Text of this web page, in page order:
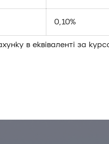
0,10%
в еквіваленті за